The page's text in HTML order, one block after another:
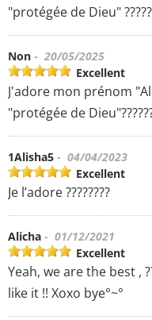
"protégée de Dieu"
Non - 20/05/2025
Excellent
J'adore mon prénom
"protégée de
1Alisha5 - 04/04/2023
Excellent
Je l’adore ????????
Alicha - 01/12/2021
Excellent
Yeah, we are the best ,
like it !! Xoxo bye°~°